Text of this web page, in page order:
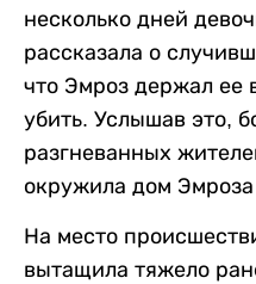
несколько дней
рассказала о
что Эмроз держал ее
убить. Услышав это,
разгневанных
окружила дом
На место
вытащила тяжело